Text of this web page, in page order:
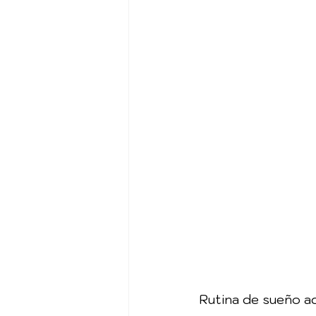
Rutina de sueño